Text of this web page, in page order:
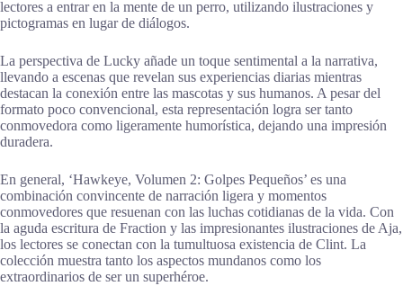
lectores a entrar en la mente de un perro, utilizando ilustraciones y
pictogramas en lugar de diálogos.
La perspectiva de Lucky añade un toque sentimental a la narrativa,
llevando a escenas que revelan sus experiencias diarias mientras
destacan la conexión entre las mascotas y sus humanos. A pesar del
formato poco convencional, esta representación logra ser tanto
conmovedora como ligeramente humorística, dejando una impresión
duradera.
En general, ‘Hawkeye, Volumen 2: Golpes Pequeños’ es una
combinación convincente de narración ligera y momentos
conmovedores que resuenan con las luchas cotidianas de la vida. Con
la aguda escritura de Fraction y las impresionantes ilustraciones de Aja,
los lectores se conectan con la tumultuosa existencia de Clint. La
colección muestra tanto los aspectos mundanos como los
extraordinarios de ser un superhéroe.